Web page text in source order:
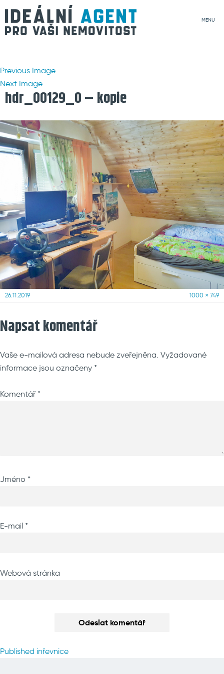
MENU
Previous Image
Next Image
hdr_00129_0 – kopie
Posted
26.11.2019
Full
1000 × 749
Napsat komentář
Vaše e-mailová adresa nebude zveřejněna. Vyžadované
informace jsou označeny *
Komentář *
Jméno *
E-mail *
Webová stránka
Navigace
Published inřevnice